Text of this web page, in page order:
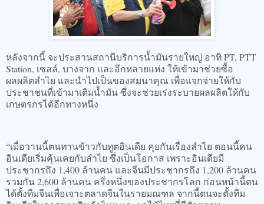
หลังจากนี้ จะประสานสถานีบริการน้ำมันรายใหญ่ อาทิ PT, PTT
Station, เซลล์, บางจาก และอีกหลายแห่ง ให้เข้ามาช่วยซื้อ
ผลผลิตลำไย และนำไปเป็นของสมนาคุณ เพื่อแจกจ่ายให้กับ
ประชาชนที่เข้ามาเติมน้ำมัน ซึ่งจะช่วยเร่งระบายผลผลิตให้กับ
เกษตรกรได้อีกทางหนึ่ง
“เมื่อวานนี้ตนทานข้าวกับทูตอินเดีย คุยกันเรื่องลำไย ตอนนี้คน
อินเดียเริ่มคุ้นเคยกับลำไย ซึ่งเป็นโอกาส เพราะอินเดียมี
ประชากรถึง 1,400 ล้านคน และจีนมีประชากรถึง 1,200 ล้านคน
รวมกัน 2,600 ล้านคน ครึ่งหนึ่งของประชากรโลก ก่อนหน้านี้ตน
ได้ตั้งทีมจีนเพื่อเจาะตลาดจีนในรายมณฑล จากนี้ตนจะตั้งทีม